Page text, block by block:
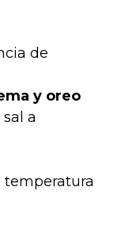
de
y oreo
a
temperatura